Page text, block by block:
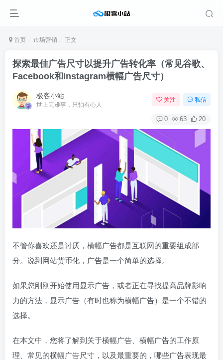
首页 市场营销 正文
探索最佳广告尺寸以提升广告转化率（常见谷歌、
Facebook和Instagram横幅广告尺寸）
极客小站
世上无难事，只怕有心人
关注 私信
0 63 20
不管你喜欢还是讨厌，横幅广告都是互联网的重要组成部
分。说到网站货币化，广告是一个简单的选择。
如果您刚刚开始使用显示广告，或者正在寻找提高品牌影响
力的方法，显示广告（有时也称为横幅广告）是一个不错的
选择。
在本文中，您将了解到关于横幅广告、横幅广告的工作原
理、常见的横幅广告尺寸，以及最重要的，哪些广告表现最